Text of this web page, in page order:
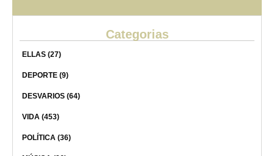
Categorias
ELLAS (27)
DEPORTE (9)
DESVARIOS (64)
VIDA (453)
POLÍTICA (36)